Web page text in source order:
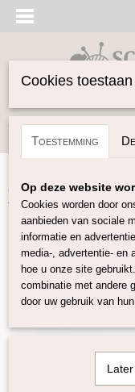
Inloggen Registreren
Home>Vilten>
Cookies
Toestemming
Op deze website
Cookies worden door
aanbieden van sociale
informatie en
media-, advertentie- en
hoe u onze site
combinatie met andere
door uw gebruik van